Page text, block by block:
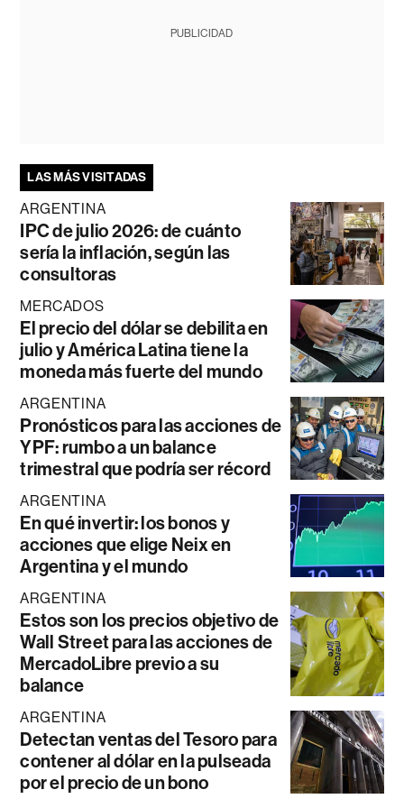
PUBLICIDAD
LAS MÁS VISITADAS
ARGENTINA
IPC de julio 2026: de cuánto
sería la inflación, según las
consultoras
MERCADOS
El precio del dólar se debilita en
julio y América Latina tiene la
moneda más fuerte del mundo
ARGENTINA
Pronósticos para las acciones de
YPF: rumbo a un balance
trimestral que podría ser récord
ARGENTINA
En qué invertir: los bonos y
acciones que elige Neix en
Argentina y el mundo
ARGENTINA
Estos son los precios objetivo de
Wall Street para las acciones de
MercadoLibre previo a su
balance
ARGENTINA
Detectan ventas del Tesoro para
contener al dólar en la pulseada
por el precio de un bono